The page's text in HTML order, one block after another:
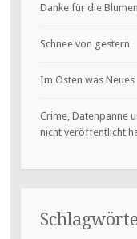
Danke für die Blumen
Schnee von gestern
Im Osten was Neues
Crime, Datenpanne
nicht veröffentlicht